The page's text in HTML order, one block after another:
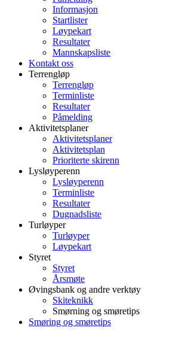
Informasjon
Startlister
Løypekart
Resultater
Mannskapsliste
Kontakt oss
Terrengløp
Terrengløp
Terminliste
Resultater
Påmelding
Aktivitetsplaner
Aktivitetsplaner
Aktivitetsplan
Prioriterte skirenn
Lysløyperenn
Lysløyperenn
Terminliste
Resultater
Dugnadsliste
Turløyper
Turløyper
Løypekart
Styret
Styret
Årsmøte
Øvingsbank og andre verktøy
Skiteknikk
Smørning og smøretips
Smøring og smøretips